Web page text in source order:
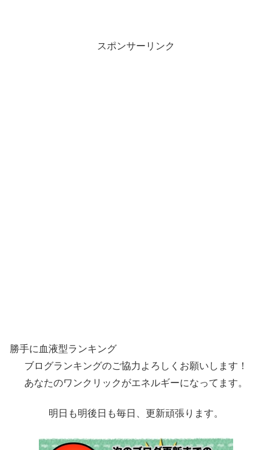
スポンサーリンク
勝手に血液型ランキング
ブログランキングのご協力よろしくお願いします！
あなたのワンクリックがエネルギーになってます。
明日も明後日も毎日、更新頑張ります。